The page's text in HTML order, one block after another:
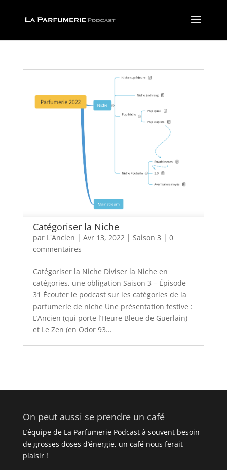
Catégoriser la Niche
par L'Ancien | Avr 13, 2022| Saison 3 | 0
commentaires
Catégoriser la Niche Diviser la Niche en
catégories, une obligation Saison 3 – Épisode
31 Écouter le podcast sur les catégories de la
parfumerie de niche Une présentation festive :
L’Ancien (qui porte l’Heure Bleue de Guerlain)
et Le Zen (en Odor 93...
On peut aussi se prendre un café
L’équipe de La Parfumerie Podcast à souvent besoin
de grosses doses d’énergie, un café nous ferait
plaisir !